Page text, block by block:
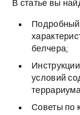
В статье вы
белчера;
условий
Советы по